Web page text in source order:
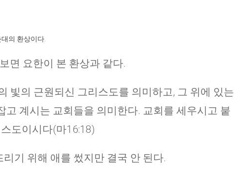
의 환상이다.
면 요한이 본 환상과 같다.
빛의 근원되신 그리스도를 의미하고, 그 위에 있는
고 계시는 교회들을 의미한다. 교회를 세우시고 붙
도이시다(마16:18)
기 위해 애를 썼지만 결국 안 된다.